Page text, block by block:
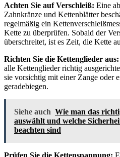
Achten Sie auf Verschleiß: Eine
Zahnkränze und Kettenblätter
regelmäßig ein
Kette zu überprüfen. Sobald der
überschreitet, ist es Zeit, die Kette
Richten Sie die Kettenglieder aus:
alle Kettenglieder richtig
sie vorsichtig mit einer Zange oder
geradebiegen.
Siehe auch Wie man das
auswählt und welche
beachten sind
Prüfen Sie die Kettenspannung: